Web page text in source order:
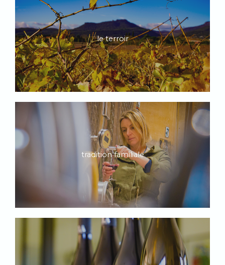
le terroir
tradition familiale